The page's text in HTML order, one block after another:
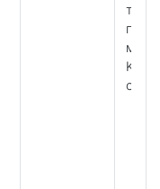
по
K+
clubs